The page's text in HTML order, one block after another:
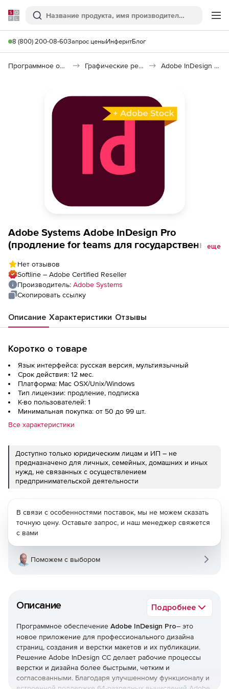
Softline
Поиск
8 (800) 200-08-60Запрос ценыИнферитБлог
Программное обеспечение для графики и дизайна Графические редакторы Adobe InDesign Pro
Adobe Systems Adobe InDesign Pro
(продление for teams для государственных
еще
Нет отзывов
Softline – Adobe Certified Reseller
Производитель: Adobe Systems
Скопировать ссылку
Описание Характеристики Отзывы
Коротко о товаре
Язык интерфейса: русская версия, мультиязычный
Срок действия: 12 мес.
Платформа: Mac OSX/Unix/Windows
Тип лицензии: продление, подписка
К-во пользователей: 1
Минимальная покупка: от 50 до 99 шт.
Все характеристики
Доступно только юридическим лицам и ИП – не
предназначено для личных, семейных, домашних и иных
нужд, не связанных с осуществлением
предпринимательской деятельности
Описание Подробнее
Программное обеспечение Adobe InDesign Pro– это
новое приложение для профессионального дизайна
страниц, создания и верстки макетов и их публикации.
Решение Adobe InDesign CC делает рабочие процессы
верстки и дизайна более быстрыми, четким и
согласованными. Благодаря улучшенному функционалу и
В связи с особенностями поставок, мы не можем сказать
точную цену. Оставьте запрос, и наш менеджер свяжется
с вами
Поможем с выбором